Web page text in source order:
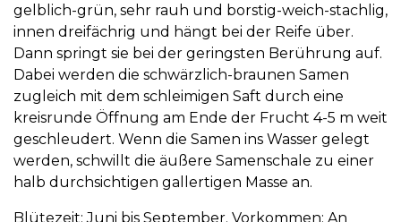
gelblich-grün, sehr rauh und borstig-weich-stachlig,
innen dreifächrig und hängt bei der Reife über.
Dann springt sie bei der geringsten Berührung auf.
Dabei werden die schwärzlich-braunen Samen
zugleich mit dem schleimigen Saft durch eine
kreisrunde Öffnung am Ende der Frucht 4-5 m weit
geschleudert. Wenn die Samen ins Wasser gelegt
werden, schwillt die äußere Samenschale zu einer
halb durchsichtigen gallertigen Masse an.
Blütezeit: Juni bis September. Vorkommen: An